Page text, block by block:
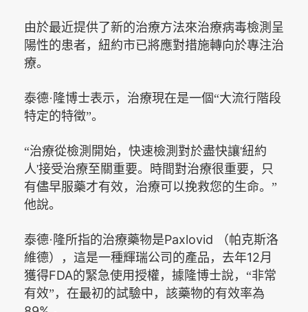
由於最近提供了新的治療方法來治療病毒檢測呈
陽性的患者，紐約市已將應對措施轉向於專注治
療。
泰德·隆博士表示，治療現在是一個“大流行階段
特定的特徵”。
“治療從檢測開始，快速檢測對於盡快讓'紐約
人'接受治療至關重要。時間對治療很重要，只
有儘早服藥才有效，治療可以挽救您的生命。”
他說。
泰德·隆所指的治療藥物是Paxlovid
（帕克斯洛
維德），這是一種輝瑞公司的產品，去年12月
獲得FDA的緊急使用授權，據隆博士說，“非常
有效”，在最初的試驗中，該藥物的有效率為